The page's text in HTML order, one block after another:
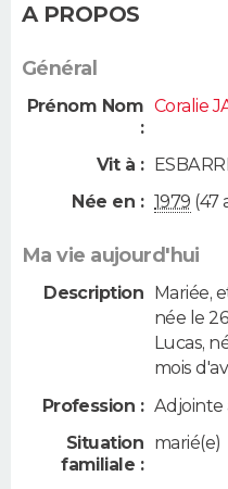
A PROPOS
Général
Prénom Nom
:
Coralie
Vit à :
Née en : 1979 (47
Ma vie aujourd'hui
Description
Mariée,
née le
Lucas,
mois
Profession : Adjointe
Situation
familiale :
marié(e)